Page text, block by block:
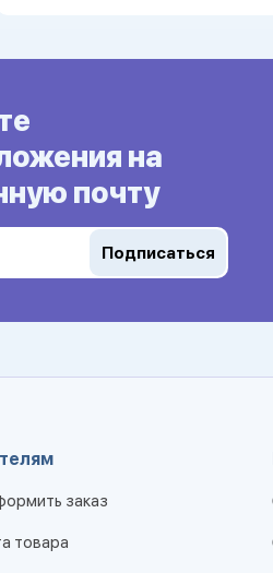
на
почту
Подписаться
заказ
товара